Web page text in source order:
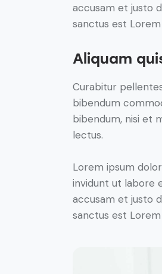
accusam et justo
sanctus est
Aliquam
Curabitur
bibendum
bibendum, nisi et
lectus.
Lorem ipsum
invidunt ut labore
accusam et justo
sanctus est